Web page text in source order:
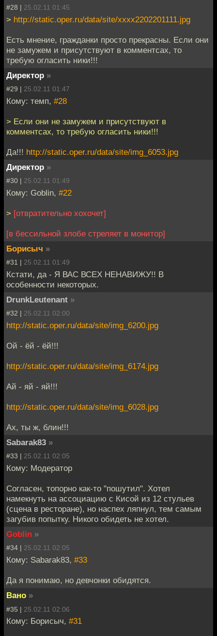
#28 | 25.02.11 01:45
> http://static.oper.ru/data/site/xxxx2202201111.jpg
Есть мнение, гражданки просто прекрасны. Если они
не замужем и присутствуют в комментсах, то
требую огласить ники!!!
Директор »
#29 | 25.02.11 01:47
Кому: темп, #28
> Если они не замужем и присутствуют в
комментсах, то требую огласить ники!!!
Да!!! http://static.oper.ru/data/site/img_6053.jpg
Директор »
#30 | 25.02.11 01:49
Кому: Goblin, #22
> [отвратительно хохочет]
[в бессильной злобе стреляет в монитор]
Борисыч »
#31 | 25.02.11 01:49
Кстати, да - Я ВАС ВСЕХ НЕНАВИЖУ!! В
особенности некоторых.
DrunkLeutenant »
#32 | 25.02.11 02:00
http://static.oper.ru/data/site/img_6200.jpg
Ой - ёй - ёй!!!
http://static.oper.ru/data/site/img_6174.jpg
Ай - яй - яй!!!
http://static.oper.ru/data/site/img_6028.jpg
Ах, ты ж, блин!!!
Sabarak83 »
#33 | 25.02.11 02:05
Кому: Модератор
Согласен, топорно как-то "пошутил". Хотел
намекнуть на ассоциацию с Кисой из 12 стульев
(сцена в ресторане), но наспех ляпнул, тем самым
загубив попытку. Никого обидеть не хотел.
Goblin »
#34 | 25.02.11 02:05
Кому: Sabarak83, #33
Да я понимаю, но девчонки обидятся.
Вано »
#35 | 25.02.11 02:06
Кому: Борисыч, #31